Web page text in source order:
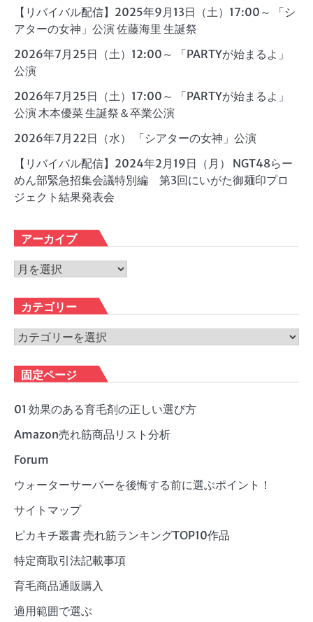
【リバイバル配信】2025年9月13日（土）17:00～ 「シ
アターの女神」公演 佐藤海里 生誕祭
2026年7月25日（土）12:00～ 「PARTYが始まるよ」
公演
2026年7月25日（土）17:00～ 「PARTYが始まるよ」
公演 木本優菜 生誕祭＆卒業公演
2026年7月22日（水） 「シアターの女神」公演
【リバイバル配信】2024年2月19日（月） NGT48らー
めん部緊急招集会議特別編 第3回にいがた御麺印プロ
ジェクト結果発表会
アーカイブ
ア
カ
イ
ブ
カテゴリー
カ
ゴ
リ
ー
固定ページ
01 効果のある育毛剤の正しい選び方
Amazon売れ筋商品リスト分析
Forum
ウォーターサーバーを後悔する前に選ぶポイント！
サイトマップ
ピカキチ叢書 売れ筋ランキングTOP10作品
特定商取引法記載事項
育毛商品通販購入
適用範囲で選ぶ